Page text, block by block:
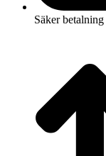
Säker betalning